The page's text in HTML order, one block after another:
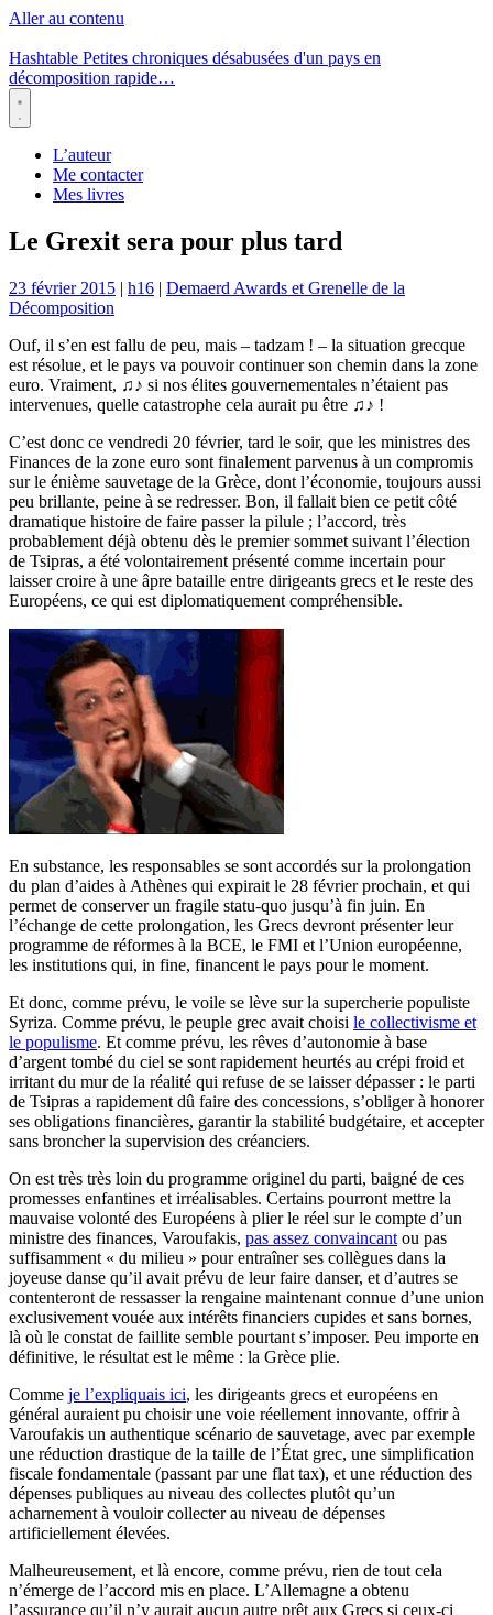
Aller au contenu
Hashtable Petites chroniques désabusées d'un pays en
décomposition rapide…
Menu
L’auteur
Me contacter
Mes livres
Le Grexit sera pour plus tard
23 février 2015 | h16 | Demaerd Awards et Grenelle de la
Décomposition
Ouf, il s’en est fallu de peu, mais – tadzam ! – la situation grecque
est résolue, et le pays va pouvoir continuer son chemin dans la zone
euro. Vraiment, ♫♪ si nos élites gouvernementales n’étaient pas
intervenues, quelle catastrophe cela aurait pu être ♫♪ !
C’est donc ce vendredi 20 février, tard le soir, que les ministres des
Finances de la zone euro sont finalement parvenus à un compromis
sur le énième sauvetage de la Grèce, dont l’économie, toujours aussi
peu brillante, peine à se redresser. Bon, il fallait bien ce petit côté
dramatique histoire de faire passer la pilule ; l’accord, très
probablement déjà obtenu dès le premier sommet suivant l’élection
de Tsipras, a été volontairement présenté comme incertain pour
laisser croire à une âpre bataille entre dirigeants grecs et le reste des
Européens, ce qui est diplomatiquement compréhensible.
En substance, les responsables se sont accordés sur la prolongation
du plan d’aides à Athènes qui expirait le 28 février prochain, et qui
permet de conserver un fragile statu-quo jusqu’à fin juin. En
l’échange de cette prolongation, les Grecs devront présenter leur
programme de réformes à la BCE, le FMI et l’Union européenne,
les institutions qui, in fine, financent le pays pour le moment.
Et donc, comme prévu, le voile se lève sur la supercherie populiste
Syriza. Comme prévu, le peuple grec avait choisi le collectivisme et
le populisme. Et comme prévu, les rêves d’autonomie à base
d’argent tombé du ciel se sont rapidement heurtés au crépi froid et
irritant du mur de la réalité qui refuse de se laisser dépasser : le parti
de Tsipras a rapidement dû faire des concessions, s’obliger à honorer
ses obligations financières, garantir la stabilité budgétaire, et accepter
sans broncher la supervision des créanciers.
On est très très loin du programme originel du parti, baigné de ces
promesses enfantines et irréalisables. Certains pourront mettre la
mauvaise volonté des Européens à plier le réel sur le compte d’un
ministre des finances, Varoufakis, pas assez convaincant ou pas
suffisamment « du milieu » pour entraîner ses collègues dans la
joyeuse danse qu’il avait prévu de leur faire danser, et d’autres se
contenteront de ressasser la rengaine maintenant connue d’une union
exclusivement vouée aux intérêts financiers cupides et sans bornes,
là où le constat de faillite semble pourtant s’imposer. Peu importe en
définitive, le résultat est le même : la Grèce plie.
Comme je l’expliquais ici, les dirigeants grecs et européens en
général auraient pu choisir une voie réellement innovante, offrir à
Varoufakis un authentique scénario de sauvetage, avec par exemple
une réduction drastique de la taille de l’État grec, une simplification
fiscale fondamentale (passant par une flat tax), et une réduction des
dépenses publiques au niveau des collectes plutôt qu’un
acharnement à vouloir collecter au niveau de dépenses
artificiellement élevées.
Malheureusement, et là encore, comme prévu, rien de tout cela
n’émerge de l’accord mis en place. L’Allemagne a obtenu
l’assurance qu’il n’y aurait aucun autre prêt aux Grecs si ceux-ci